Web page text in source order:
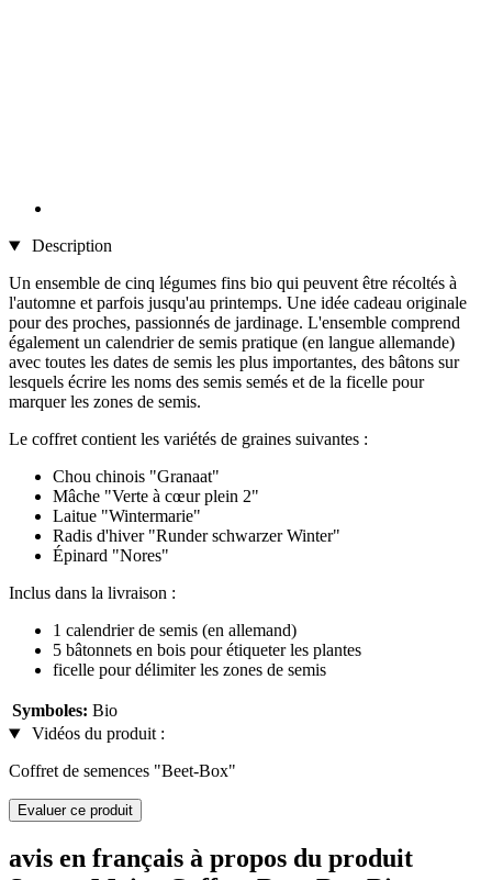
Description
Un ensemble de cinq légumes fins bio qui peuvent être récoltés à
l'automne et parfois jusqu'au printemps. Une idée cadeau originale
pour des proches, passionnés de jardinage. L'ensemble comprend
également un calendrier de semis pratique (en langue allemande)
avec toutes les dates de semis les plus importantes, des bâtons sur
lesquels écrire les noms des semis semés et de la ficelle pour
marquer les zones de semis.
Le coffret contient les variétés de graines suivantes :
Chou chinois "Granaat"
Mâche "Verte à cœur plein 2"
Laitue "Wintermarie"
Radis d'hiver "Runder schwarzer Winter"
Épinard "Nores"
Inclus dans la livraison :
1 calendrier de semis (en allemand)
5 bâtonnets en bois pour étiqueter les plantes
ficelle pour délimiter les zones de semis
Symboles: Bio
Vidéos du produit :
Coffret de semences "Beet-Box"
Evaluer ce produit
avis en français à propos du produit